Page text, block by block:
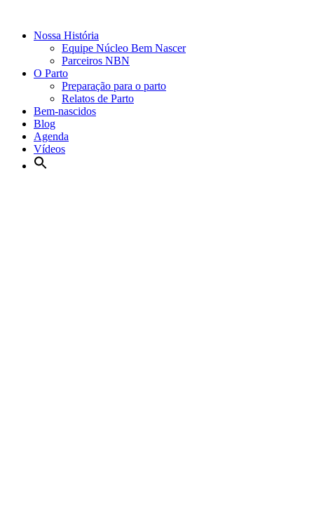
Nossa História
Equipe Núcleo Bem Nascer
Parceiros NBN
O Parto
Preparação para o parto
Relatos de Parto
Bem-nascidos
Blog
Agenda
Vídeos